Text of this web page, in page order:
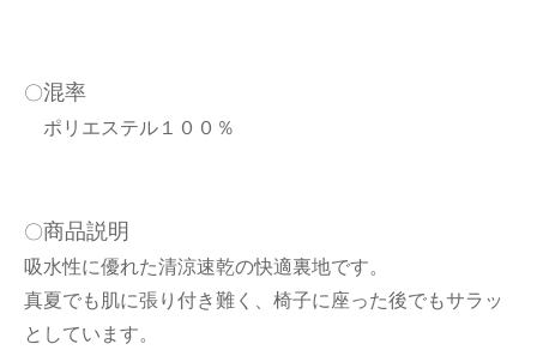
〇混率
ポリエステル１００％
〇商品説明
吸水性に優れた清涼速乾の快適裏地です。
真夏でも肌に張り付き難く、椅子に座った後でもサラッ
としています。